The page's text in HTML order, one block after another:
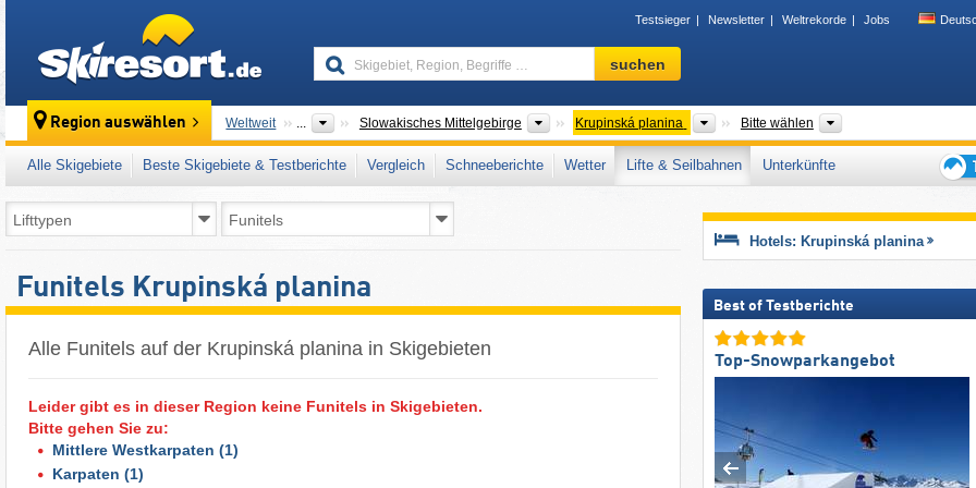
Testsieger Newsletter Weltrekorde Jobs
Skigebiet,
Region,
…
suchen
Region auswählen Weltweit ... Slowakisches Mittelgebirge Gebirgszüge
Krupinská planina Gebirgszüge
Bitte wählen
Alle Skigebiete Beste Skigebiete & Testberichte Vergleich Schneeberichte Wetter Lifte & Seilbahnen
Unterkünfte
für
Funitels Krupinská planina
Alle Funitels auf der Krupinská planina in Skigebieten
Leider gibt es in dieser Region keine Funitels in Skigebieten.
Bitte gehen Sie zu:
Mittlere Westkarpaten (1)
Karpaten (1)
Hotels: Krupinská planina
Best of Testberichte
Top-Snowparkangebot